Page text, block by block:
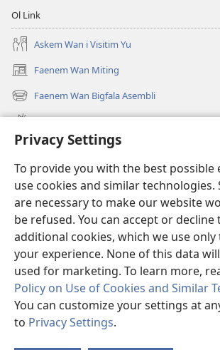
Privacy Settings
To provide you with the best possible
use cookies and similar technologies.
are necessary to make our website
be refused. You can accept or decline
additional cookies, which we use
your experience. None of this data
used for marketing. To learn more,
Policy on Use of Cookies and Similar
You can customize your settings at
to Privacy Settings.
Ol Link
Askem Wan i Visitim Yu
Faenem Wan Miting
(openem
wan
niufala
windo)
Faenem Wan Bigfala Asembli
(openem
wan
windo)
Wanem niufala samting
Ol Video
Lukaotem Insaed Long JW.ORG
Presen Mane
(openem
wan
niufala
windo)
Wajtaoa LAEBRI LONG INTENET™
(openem
wan
niufala
windo)
®
(openem
wan
niufala
windo)